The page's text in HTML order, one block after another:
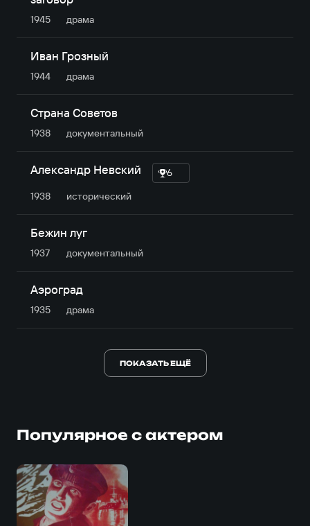
1945 драма
Иван Грозный
1944 драма
Страна Советов
1938 документальный
Александр Невский
6
1938
исторический
Бежин луг
1937 документальный
Аэроград
1935 драма
ПОКАЗАТЬ ЕЩЁ
Популярное с актером